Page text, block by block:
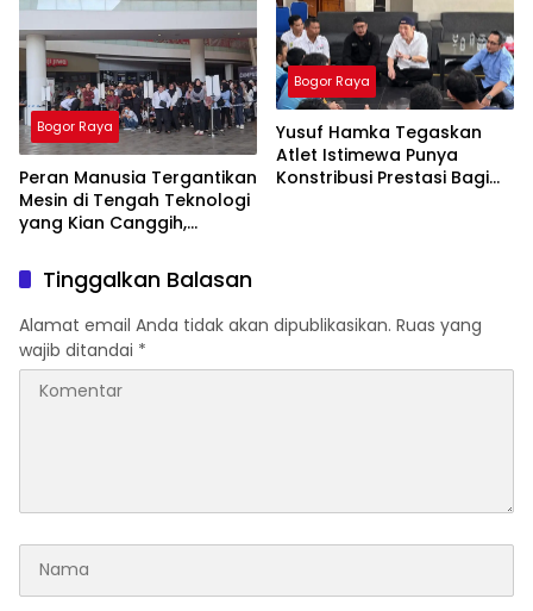
Bogor Raya
Peran Manusia Tergantikan
Mesin di Tengah Teknologi
yang Kian Canggih,
di Kabupaten Bogor
Menganggur
Bogor Raya
Yusuf Hamka Tegaskan
Atlet Istimewa Punya
Konstribusi Prestasi Bagi
Tinggalkan Balasan
Alamat email Anda tidak akan dipublikasikan. Ruas yang
wajib ditandai *